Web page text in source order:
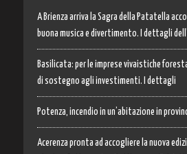
A Brienza arriva la Sagra della Patatella
buona musica e divertimento. I dettagli
Basilicata: per le imprese vivaistiche
di sostegno agli investimenti. I dettagli
Potenza, incendio in un’abitazione in
Acerenza pronta ad accogliere la nuova